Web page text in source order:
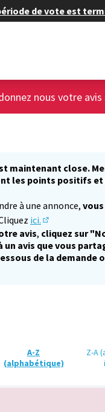
de vote est
nous votre
maintenant close.
les points positifs
à une annonce,
ici.
(S'ouvre dans
avis, cliquez sur
un avis que vous
de la demande
A-Z
(alphabétique)
Z-A